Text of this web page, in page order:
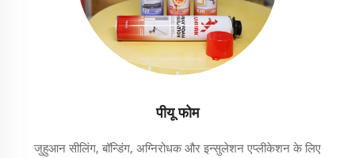
पीयू फोम
जुहुआन सीलिंग, बॉन्डिंग, अग्निरोधक और इन्सुलेशन एप्लीकेशन के लिए